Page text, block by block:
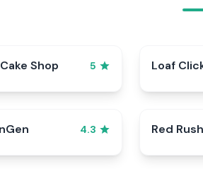
Shop 5 Loaf
4.3 Red Rush